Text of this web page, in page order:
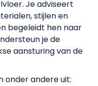
Je adviseert
stijlen en
begeleidt hen naar
je de
aansturing van de
onder andere uit: